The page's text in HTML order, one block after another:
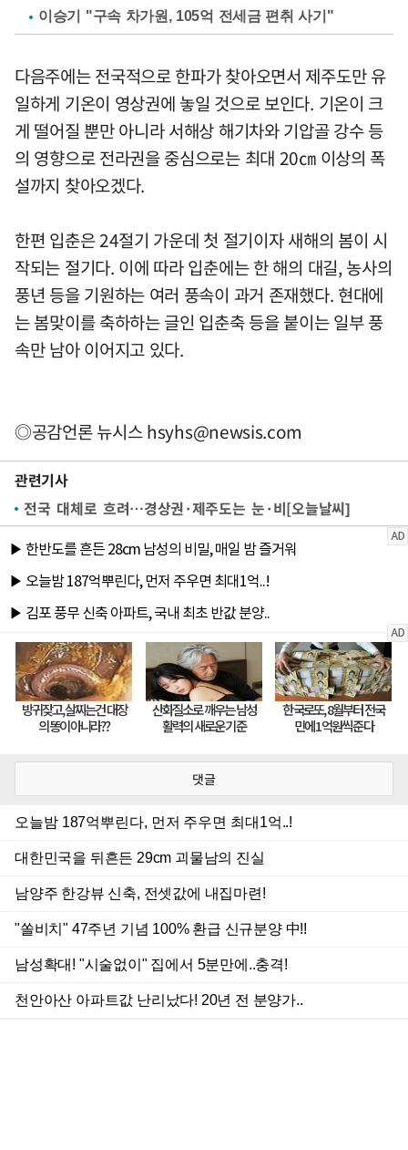
이승기 "구속 차가원, 105억 전세금 편취 사기"
다음주에는 전국적으로 한파가 찾아오면서 제주도만 유
일하게 기온이 영상권에 놓일 것으로 보인다. 기온이 크
게 떨어질 뿐만 아니라 서해상 해기차와 기압골 강수 등
의 영향으로 전라권을 중심으로는 최대 20㎝ 이상의 폭
설까지 찾아오겠다.
한편 입춘은 24절기 가운데 첫 절기이자 새해의 봄이 시
작되는 절기다. 이에 따라 입춘에는 한 해의 대길, 농사의
풍년 등을 기원하는 여러 풍속이 과거 존재했다. 현대에
는 봄맞이를 축하하는 글인 입춘축 등을 붙이는 일부 풍
속만 남아 이어지고 있다.
◎공감언론 뉴시스hsyhs@newsis.com
관련기사
전국 대체로 흐려…경상권·제주도는 눈·비[오늘날씨]
댓글